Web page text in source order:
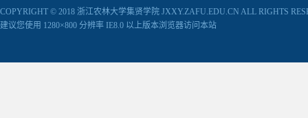
COPYRIGHT © 2018 浙江农林大学集贤学院 JXXY.ZAFU.EDU.CN ALL RIGHTS
建议您使用 1280×800 分辨率 IE8.0 以上版本浏览器访问本站